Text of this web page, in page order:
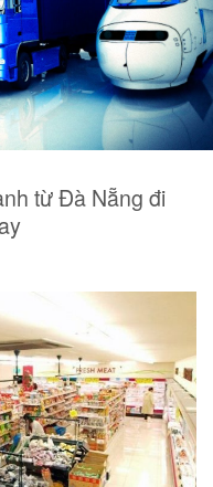
từ Đà Nẵng đi